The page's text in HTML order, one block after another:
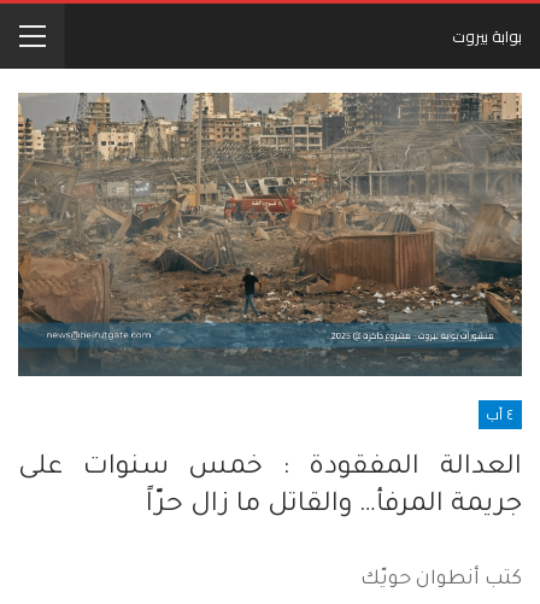
بوابة بيروت
٤ آب
العدالة المفقودة : خمس سنوات على
جريمة المرفأ… والقاتل ما زال حرّاً
كتب أنطوان حويّك